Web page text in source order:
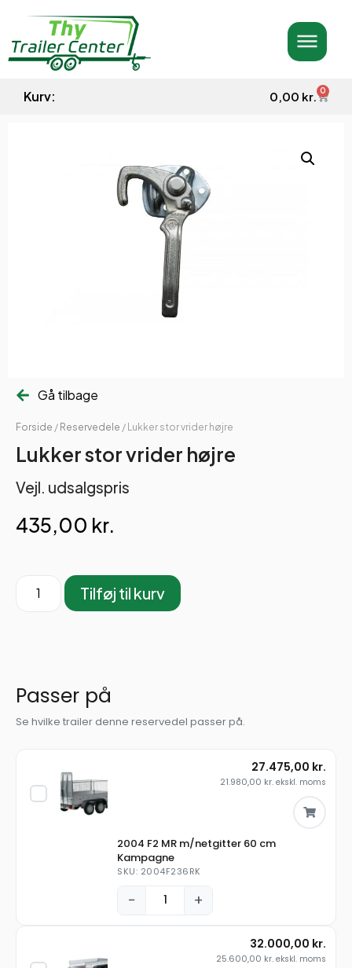
Kurv: 0,00 kr. 0
Gå tilbage
Forside / Reservedele / Lukker stor vrider højre
Lukker stor vrider højre
Vejl. udsalgspris
435,00 kr.
Tilføj til kurv
Passer på
Se hvilke trailer denne reservedel passer på.
2004 F2 MR m/netgitter 60 cm
Kampagne
SKU: 2004F236RK
− +
27.475,00 kr.
21.980,00 kr. ekskl. moms
32.000,00 kr.
25.600,00 kr. ekskl. moms